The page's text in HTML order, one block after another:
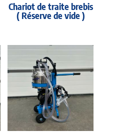
Chariot de traite brebis
( Réserve de vide )